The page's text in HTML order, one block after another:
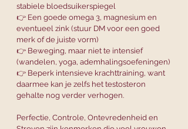
stabiele bloedsuikerspiegel
👉 Een goede omega 3, magnesium en
eventueel zink (stuur DM voor een goed
merk of de juiste vorm)
👉 Beweging, maar niet te intensief
(wandelen, yoga, ademhalingsoefeningen)
👉 Beperk intensieve krachttraining, want
daarmee kan je zelfs het testosteron
gehalte nog verder verhogen.
Perfectie, Controle, Ontevredenheid en